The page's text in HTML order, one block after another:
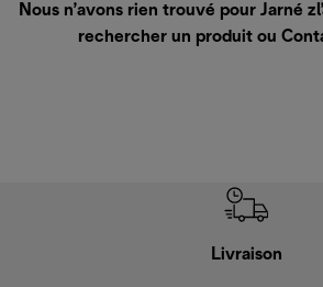
Nous n’avons rien trouvé pour Jarné
rechercher un produit ou
Livraison